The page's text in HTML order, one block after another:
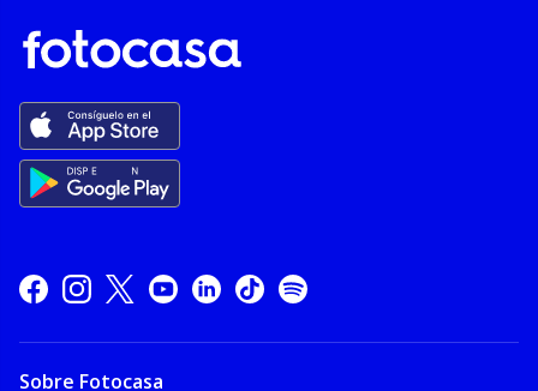
Sobre Fotocasa